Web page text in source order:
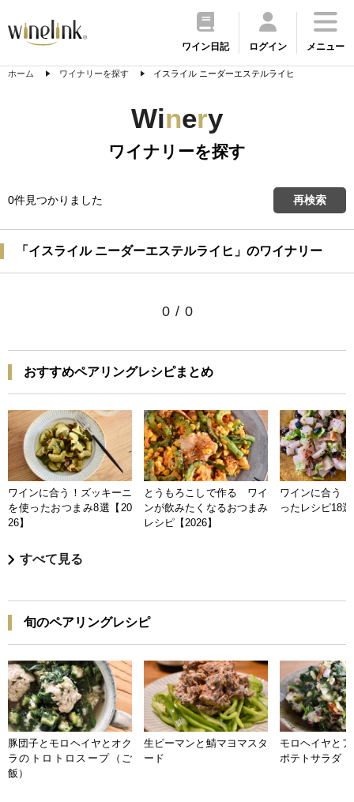
ワイン日記 ログイン メニュー
ホーム ワイナリーを探す イスライル ニーダーエステルライヒ
Winery
ワイナリーを探す
0件見つかりました 再検索
「イスライル ニーダーエステルライヒ」のワイナリー
0 / 0
おすすめペアリングレシピまとめ
ワインに合う！ズッキーニ
を使ったおつまみ8選【20
26】
とうもろこしで作る ワイ
ンが飲みたくなるおつまみ
レシピ【2026】
ワインに合う
ったレシピ18
すべて見る
旬のペアリングレシピ
豚団子とモロヘイヤとオク
ラのトロトロスープ（ご
飯）
生ピーマンと鯖マヨマスタ
ード
モロヘイヤと
ポテトサラダ